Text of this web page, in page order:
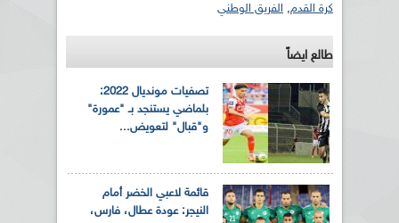
كرة القدم, الفريق الوطني
طالع ايضاً
تصفيات مونديال 2022:
بلماضي يستنجد بـ "عمورة"
و"قبال" لتعويض...
قائمة لاعبي الخضر أمام
النيجر: عودة عطال، فارس،